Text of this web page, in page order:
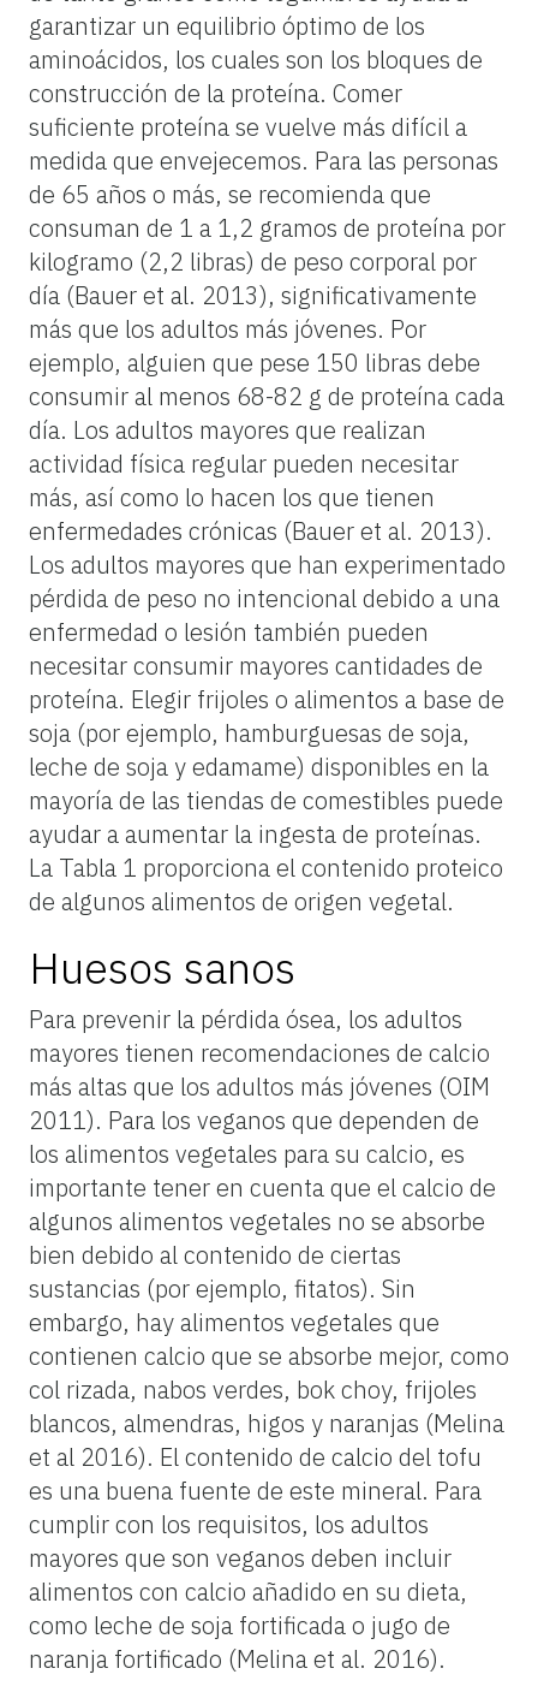
garantizar un equilibrio óptimo de los
aminoácidos, los cuales son los bloques de
construcción de la proteína. Comer
suficiente proteína se vuelve más difícil a
medida que envejecemos. Para las personas
de 65 años o más, se recomienda que
consuman de 1 a 1,2 gramos de proteína por
kilogramo (2,2 libras) de peso corporal por
día (Bauer et al. 2013), significativamente
más que los adultos más jóvenes. Por
ejemplo, alguien que pese 150 libras debe
consumir al menos 68-82 g de proteína cada
día. Los adultos mayores que realizan
actividad física regular pueden necesitar
más, así como lo hacen los que tienen
enfermedades crónicas (Bauer et al. 2013).
Los adultos mayores que han experimentado
pérdida de peso no intencional debido a una
enfermedad o lesión también pueden
necesitar consumir mayores cantidades de
proteína. Elegir frijoles o alimentos a base de
soja (por ejemplo, hamburguesas de soja,
leche de soja y edamame) disponibles en la
mayoría de las tiendas de comestibles puede
ayudar a aumentar la ingesta de proteínas.
La Tabla 1 proporciona el contenido proteico
de algunos alimentos de origen vegetal.
Huesos sanos
Para prevenir la pérdida ósea, los adultos
mayores tienen recomendaciones de calcio
más altas que los adultos más jóvenes (OIM
2011). Para los veganos que dependen de
los alimentos vegetales para su calcio, es
importante tener en cuenta que el calcio de
algunos alimentos vegetales no se absorbe
bien debido al contenido de ciertas
sustancias (por ejemplo, fitatos). Sin
embargo, hay alimentos vegetales que
contienen calcio que se absorbe mejor, como
col rizada, nabos verdes, bok choy, frijoles
blancos, almendras, higos y naranjas (Melina
et al 2016). El contenido de calcio del tofu
es una buena fuente de este mineral. Para
cumplir con los requisitos, los adultos
mayores que son veganos deben incluir
alimentos con calcio añadido en su dieta,
como leche de soja fortificada o jugo de
naranja fortificado (Melina et al. 2016).